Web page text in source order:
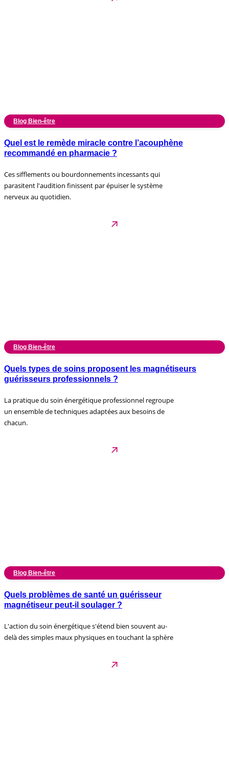
Blog Bien-être
Quel est le remède miracle contre l’acouphène
recommandé en pharmacie ?
Ces sifflements ou bourdonnements incessants qui
parasitent l'audition finissent par épuiser le système
nerveux au quotidien.
Blog Bien-être
Quels types de soins proposent les magnétiseurs
guérisseurs professionnels ?
La pratique du soin énergétique professionnel regroupe
un ensemble de techniques adaptées aux besoins de
chacun.
Blog Bien-être
Quels problèmes de santé un guérisseur
magnétiseur peut-il soulager ?
L'action du soin énergétique s'étend bien souvent au-
delà des simples maux physiques en touchant la sphère